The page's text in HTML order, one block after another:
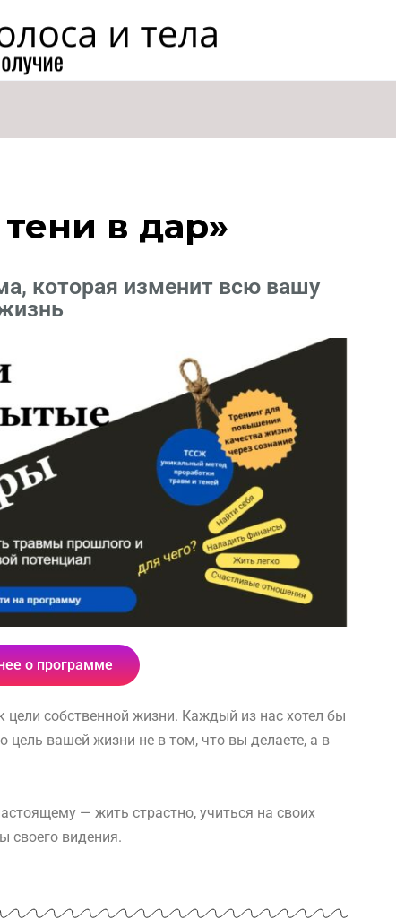
в дар»
которая изменит всю вашу
о программе
цели собственной жизни. Каждый из нас хотел бы
вашей жизни не в том, что вы делаете, а в
— жить страстно, учиться на своих
своего видения.